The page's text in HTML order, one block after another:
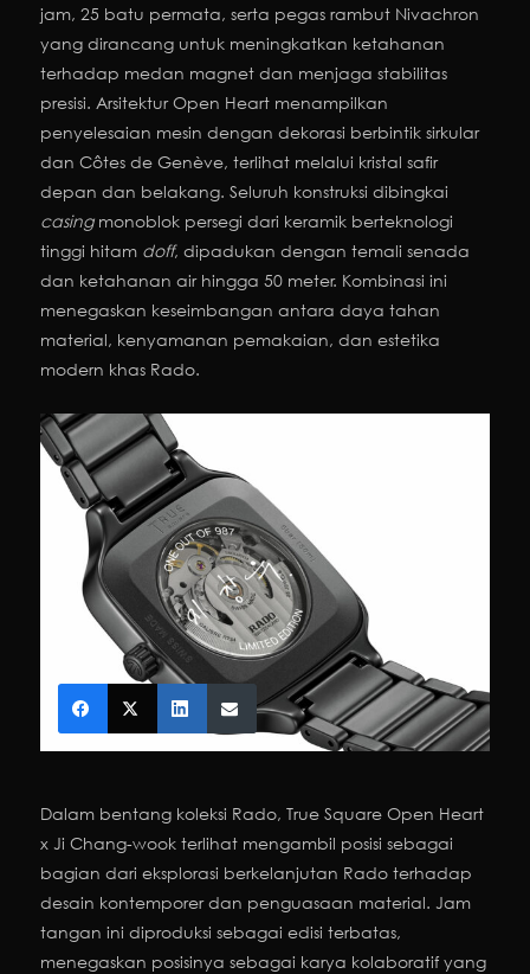
jam, 25 batu permata, serta pegas rambut Nivachron
yang dirancang untuk meningkatkan ketahanan
terhadap medan magnet dan menjaga stabilitas
presisi. Arsitektur Open Heart menampilkan
penyelesaian mesin dengan dekorasi berbintik sirkular
dan Côtes de Genève, terlihat melalui kristal safir
depan dan belakang. Seluruh konstruksi dibingkai
casingmonoblok persegi dari keramik berteknologi
tinggi hitam doff, dipadukan dengan temali senada
dan ketahanan air hingga 50 meter. Kombinasi ini
menegaskan keseimbangan antara daya tahan
material, kenyamanan pemakaian, dan estetika
modern khas Rado.
Dalam bentang koleksi Rado, True Square Open Heart
x Ji Chang-wook terlihat mengambil posisi sebagai
bagian dari eksplorasi berkelanjutan Rado terhadap
desain kontemporer dan penguasaan material. Jam
tangan ini diproduksi sebagai edisi terbatas,
menegaskan posisinya sebagai karya kolaboratif yang